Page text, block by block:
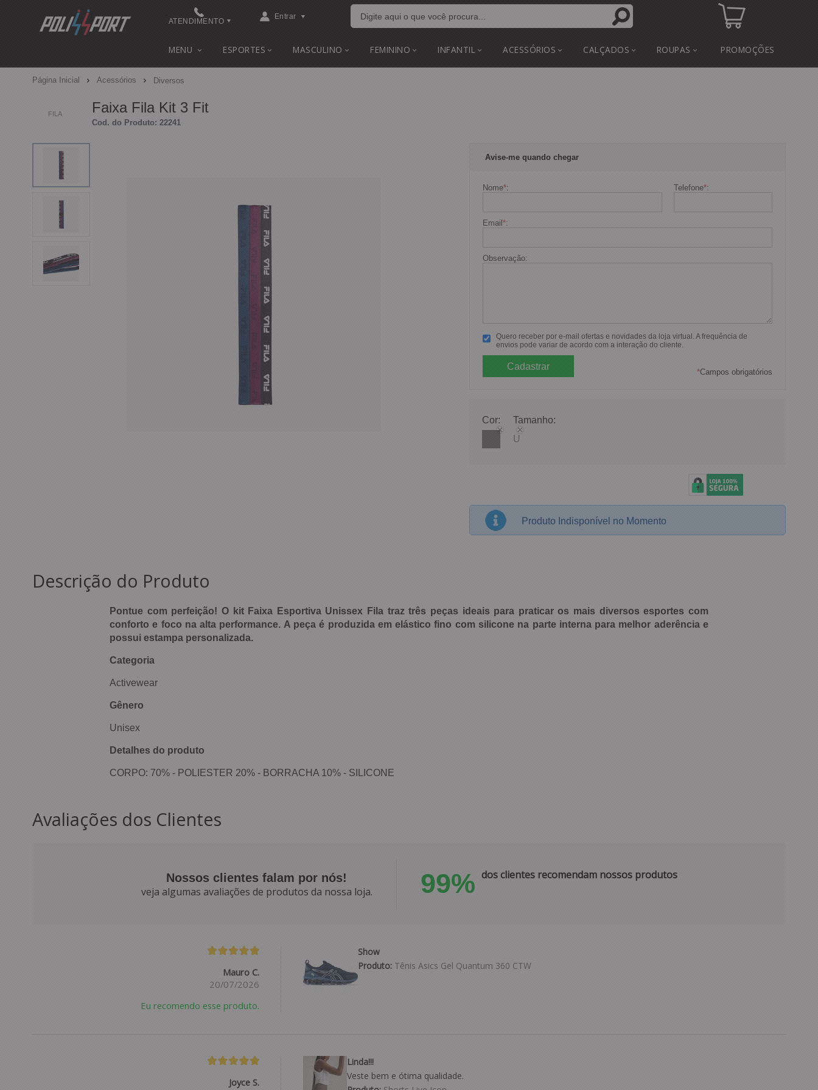
ATENDIMENTO
(48) 3622-0041
(48) 3622-0041
contato@polissport.com.br
Entrar
MENU ESPORTES MASCULINO FEMININO INFANTIL ACESSÓRIOS CALÇADOS ROUPAS PROMOÇÕES
Página Inicial Acessórios Diversos
FILA Faixa Fila Kit 3 Fit
Cod. do Produto: 22241
Avise-me quando chegar
Nome*: Telefone*:
Email*:
Observação:
Quero receber por e-mail ofertas e novidades da loja virtual. A frequência de
envios pode variar de acordo com a interação do cliente.
*Campos obrigatórios
Cor:
Tamanho:
U
Produto Indisponível no Momento
Descrição do Produto
Pontue com perfeição! O kit Faixa Esportiva Unissex Fila traz três peças ideais para praticar os mais diversos esportes com
conforto e foco na alta performance. A peça é produzida em elástico fino com silicone na parte interna para melhor aderência e
possui estampa personalizada.
Categoria
Activewear
Gênero
Unisex
Detalhes do produto
CORPO: 70% - POLIESTER 20% - BORRACHA 10% - SILICONE
Avaliações dos Clientes
Nossos clientes falam por nós!
veja algumas avaliações de produtos da nossa loja.
99% dos clientes recomendam nossos produtos
Mauro C.
20/07/2026
Eu recomendo esse produto.
Show
Produto:Tênis Asics Gel Quantum 360 CTW
Joyce S.
Linda!!!
Veste bem e ótima qualidade.